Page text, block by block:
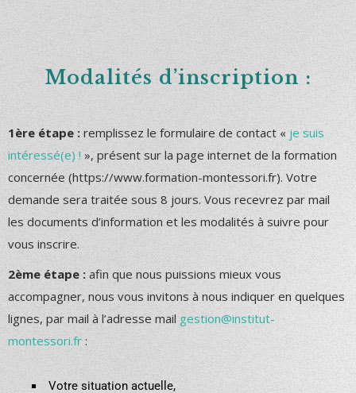
Modalités d’inscription :
1ère étape : remplissez le formulaire de contact « je suis
intéressé(e) ! », présent sur la page internet de la formation
concernée (https://www.formation-montessori.fr). Votre
demande sera traitée sous 8 jours. Vous recevrez par mail
les documents d’information et les modalités à suivre pour
vous inscrire.
2ème étape : afin que nous puissions mieux vous
accompagner, nous vous invitons à nous indiquer en quelques
lignes, par mail à l’adresse mailgestion@institut-
montessori.fr :
Votre situation actuelle,